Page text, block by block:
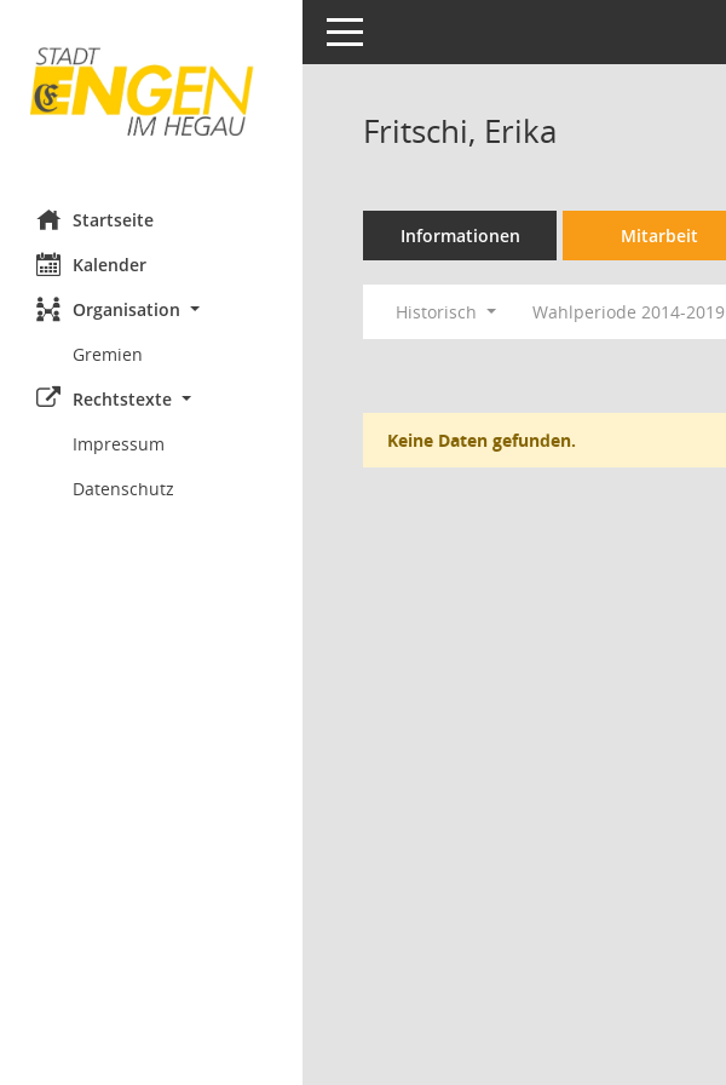
Startseite
Kalender
Organisation
Gremien
Rechtstexte
Impressum
Datenschutz
Toggle navigation
Fritschi, Erika
Informationen Mitarbeit
Historisch Wahlperiode 2014-2019
Keine Daten gefunden.